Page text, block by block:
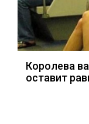
Королева
оставит